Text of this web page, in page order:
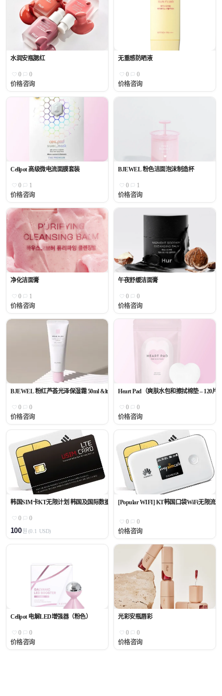
水润安瓶腮红
0 0
价格咨询
无重感防晒液
0 0
价格咨询
Cellpot 高级微电流面膜套装
0 1
价格咨询
BJEWEL 粉色洁面泡沫制造杯
0 1
价格咨询
净化洁面膏
0 1
价格咨询
午夜舒缓洁面膏
0 0
价格咨询
BJEWEL 粉红芦荟光泽保湿霜 50ml &lt;新版&gt;
0 0
价格咨询
Heart Pad（爽肤水包和擦拭棉垫 – 120片
0 0
价格咨询
韩国SIM卡KT无限计划 韩国及国际数据无限量
0 0
100원 (0.1 USD)
[Popular WIFI] KT韩国口袋WiFi无限流量
0 0
价格咨询
Cellpot 电解LED增强器（粉色）
0 0
价格咨询
光彩安瓶唇彩
0 0
价格咨询